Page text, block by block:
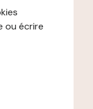
ou écrire